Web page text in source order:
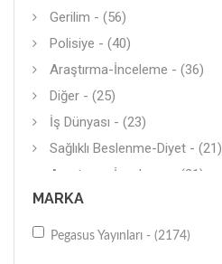
Gerilim - (56)
Polisiye - (40)
Araştırma-İnceleme - (36)
Diğer - (25)
İş Dünyası - (23)
Sağlıklı Beslenme-Diyet - (21)
Araştırma-İnceleme - (21)
Öykü - (21)
Sağlıklı Yaşam - (19)
MARKA
Pegasus Yayınları - (2174)